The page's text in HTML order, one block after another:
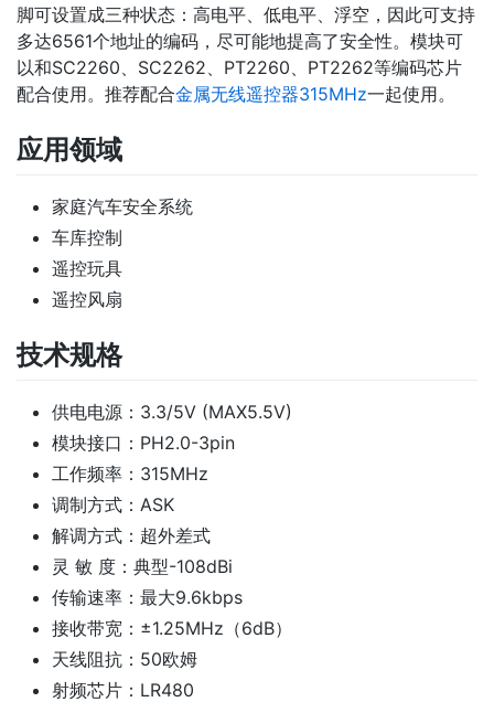
脚可设置成三种状态：高电平、低电平、浮空，因此可支持
多达6561个地址的编码，尽可能地提高了安全性。模块可
以和SC2260、SC2262、PT2260、PT2262等编码芯片
配合使用。推荐配合金属无线遥控器315MHz一起使用。
应用领域
家庭汽车安全系统
车库控制
遥控玩具
遥控风扇
技术规格
供电电源：3.3/5V (MAX5.5V)
模块接口：PH2.0-3pin
工作频率：315MHz
调制方式：ASK
解调方式：超外差式
灵 敏 度：典型-108dBi
传输速率：最大9.6kbps
接收带宽：±1.25MHz（6dB）
天线阻抗：50欧姆
射频芯片：LR480